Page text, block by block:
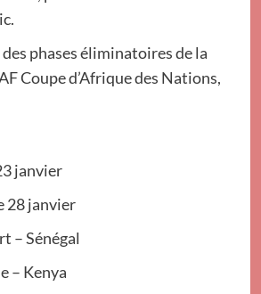
phases éliminatoires de la
Coupe d’Afrique des Nations,
janvier
28 janvier
– Sénégal
– Kenya